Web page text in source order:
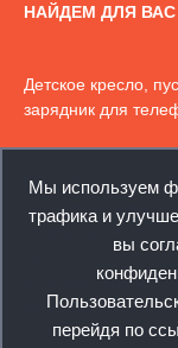
Мы используем
трафика и
вы
перейдя по
НАЙДЕМ ДЛЯ ВАС
Детское кресло,
зарядник для
https://most-taxi.ru
"МосТрассТакси",
Новгорода, по
представленная
информационный
является
Статьи 437(2)